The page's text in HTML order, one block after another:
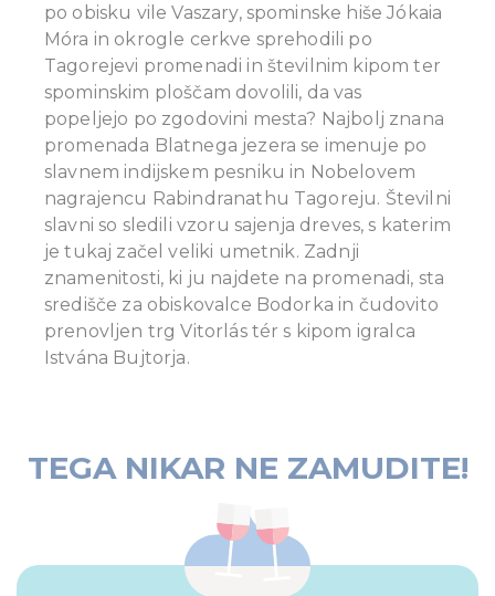
po obisku vile Vaszary, spominske hiše Jókaia
Móra in okrogle cerkve sprehodili po
Tagorejevi promenadi in številnim kipom ter
spominskim ploščam dovolili, da vas
popeljejo po zgodovini mesta? Najbolj znana
promenada Blatnega jezera se imenuje po
slavnem indijskem pesniku in Nobelovem
nagrajencu Rabindranathu Tagoreju. Številni
slavni so sledili vzoru sajenja dreves, s katerim
je tukaj začel veliki umetnik. Zadnji
znamenitosti, ki ju najdete na promenadi, sta
središče za obiskovalce Bodorka in čudovito
prenovljen trg Vitorlás tér s kipom igralca
Istvána Bujtorja.
TEGA NIKAR NE ZAMUDITE!